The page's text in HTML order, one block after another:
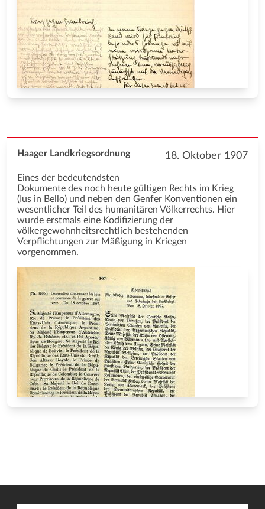
18. Oktober 1907
Haager Landkriegsordnung
Eines der bedeutendsten
Dokumente des noch heute gültigen Rechts im Krieg
(Ius in Bello) und neben den Genfer Konventionen ein
wesentlicher Teil des humanitären Völkerrechts. Hier
wurde erstmals eine Kodifizierung der
völkergewohnheitsrechtlich bestehenden
Verpflichtungen zur Mäßigung in Kriegen
vorgenommen.